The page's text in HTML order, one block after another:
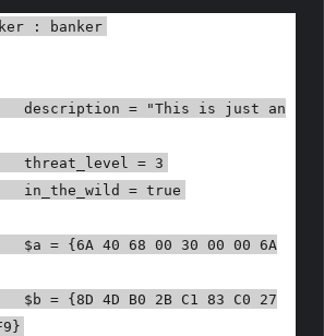
: banker
= "This is just an
= 3
= true
68 00 30 00 00 6A
B0 2B C1 83 C0 27